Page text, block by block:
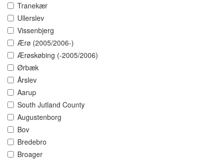
Tranekær
Ullerslev
Vissenbjerg
Ærø (2005/2006-)
Ærøskøbing (-2005/2006)
Ørbæk
Årslev
Aarup
South Jutland County
Augustenborg
Bov
Bredebro
Broager